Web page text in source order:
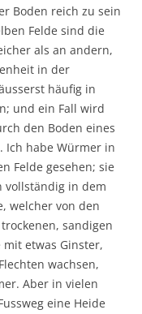
Boden reich zu sein
Felde sind die
als an andern,
in der
häufig in
und ein Fall wird
den Boden eines
Ich habe Würmer in
Felde gesehen; sie
vollständig in dem
welcher von den
sandigen
etwas Ginster,
wachsen,
Aber in vielen
eine Heide